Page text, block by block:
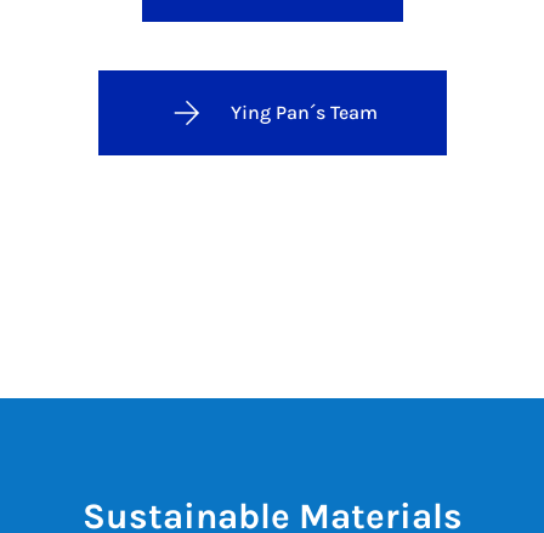
Ying Pan´s Team
Sustainable Materials